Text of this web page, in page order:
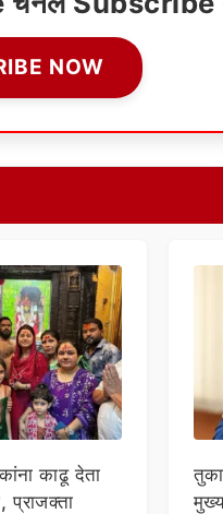
NOW
काढू देता
प्राजक्ता